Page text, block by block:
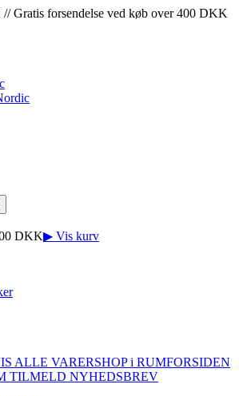
Gratis forsendelse ved køb over 400 DKK
DKK▶ Vis kurv
ALLE VARERSHOP i RUMFORSIDEN
TILMELD NYHEDSBREV